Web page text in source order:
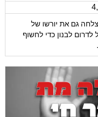
גם את יורשו של
לדרום לבנון כדי לחשוף